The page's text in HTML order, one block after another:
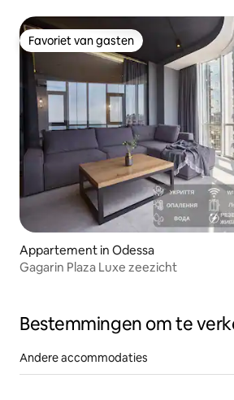
Favoriet van gasten
Favoriet van gasten
Appartement in Odessa
Gagarin Plaza Luxe zeezicht
Bestemmingen om te
Andere accommodaties